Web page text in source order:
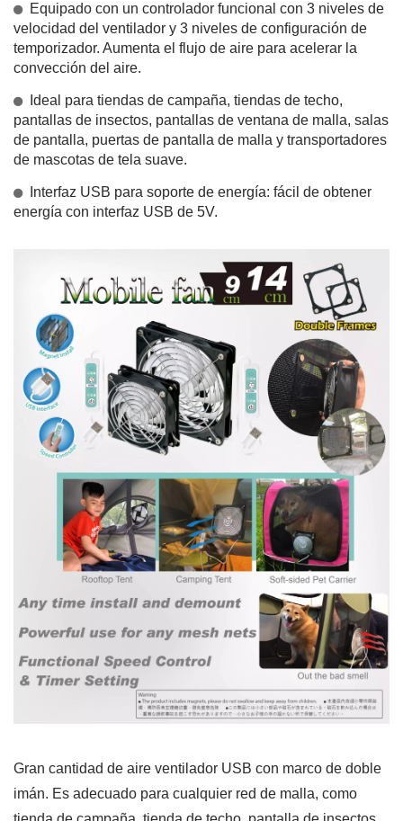
Equipado con un controlador funcional con 3 niveles de
velocidad del ventilador y 3 niveles de configuración de
temporizador. Aumenta el flujo de aire para acelerar la
convección del aire.
Ideal para tiendas de campaña, tiendas de techo,
pantallas de insectos, pantallas de ventana de malla, salas
de pantalla, puertas de pantalla de malla y transportadores
de mascotas de tela suave.
Interfaz USB para soporte de energía: fácil de obtener
energía con interfaz USB de 5V.
Gran cantidad de aire ventilador USB con marco de doble
imán. Es adecuado para cualquier red de malla, como